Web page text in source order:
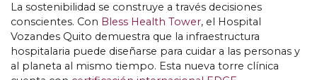
La sostenibilidad se construye a través decisiones
conscientes. Con Bless Health Tower, el Hospital
Vozandes Quito demuestra que la infraestructura
hospitalaria puede diseñarse para cuidar a las personas y
al planeta al mismo tiempo. Esta nueva torre clínica